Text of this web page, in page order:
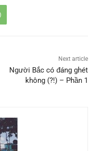
Next article
Người Bắc có đáng ghét
không (?!) – Phần 1